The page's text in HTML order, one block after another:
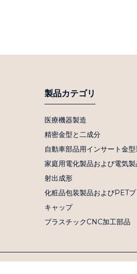
製品カテゴリ
医療機器製造
精密金型と二成分
自動車部品用インサート金
家庭用電化製品および電気製
射出成形
化粧品包装製品およびPET
キャップ
プラスチックCNC加工部品